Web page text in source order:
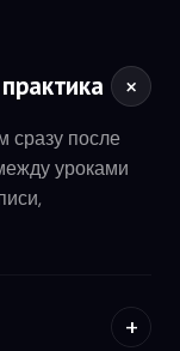
— и Claude
с SMM-скиллом
сразу после
уроками